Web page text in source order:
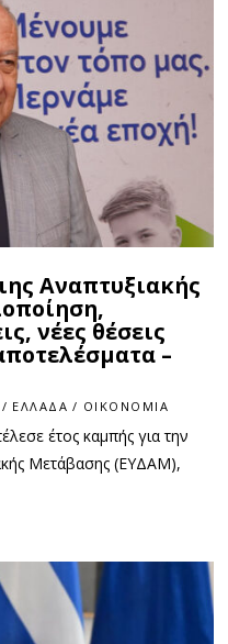
Αναπτυξιακής
νέες θέσεις
–
/ ΕΛΛΆΔΑ / ΟΙΚΟΝΟΜΊΑ
έτος καμπής για την
Μετάβασης (ΕΥΔΑΜ),